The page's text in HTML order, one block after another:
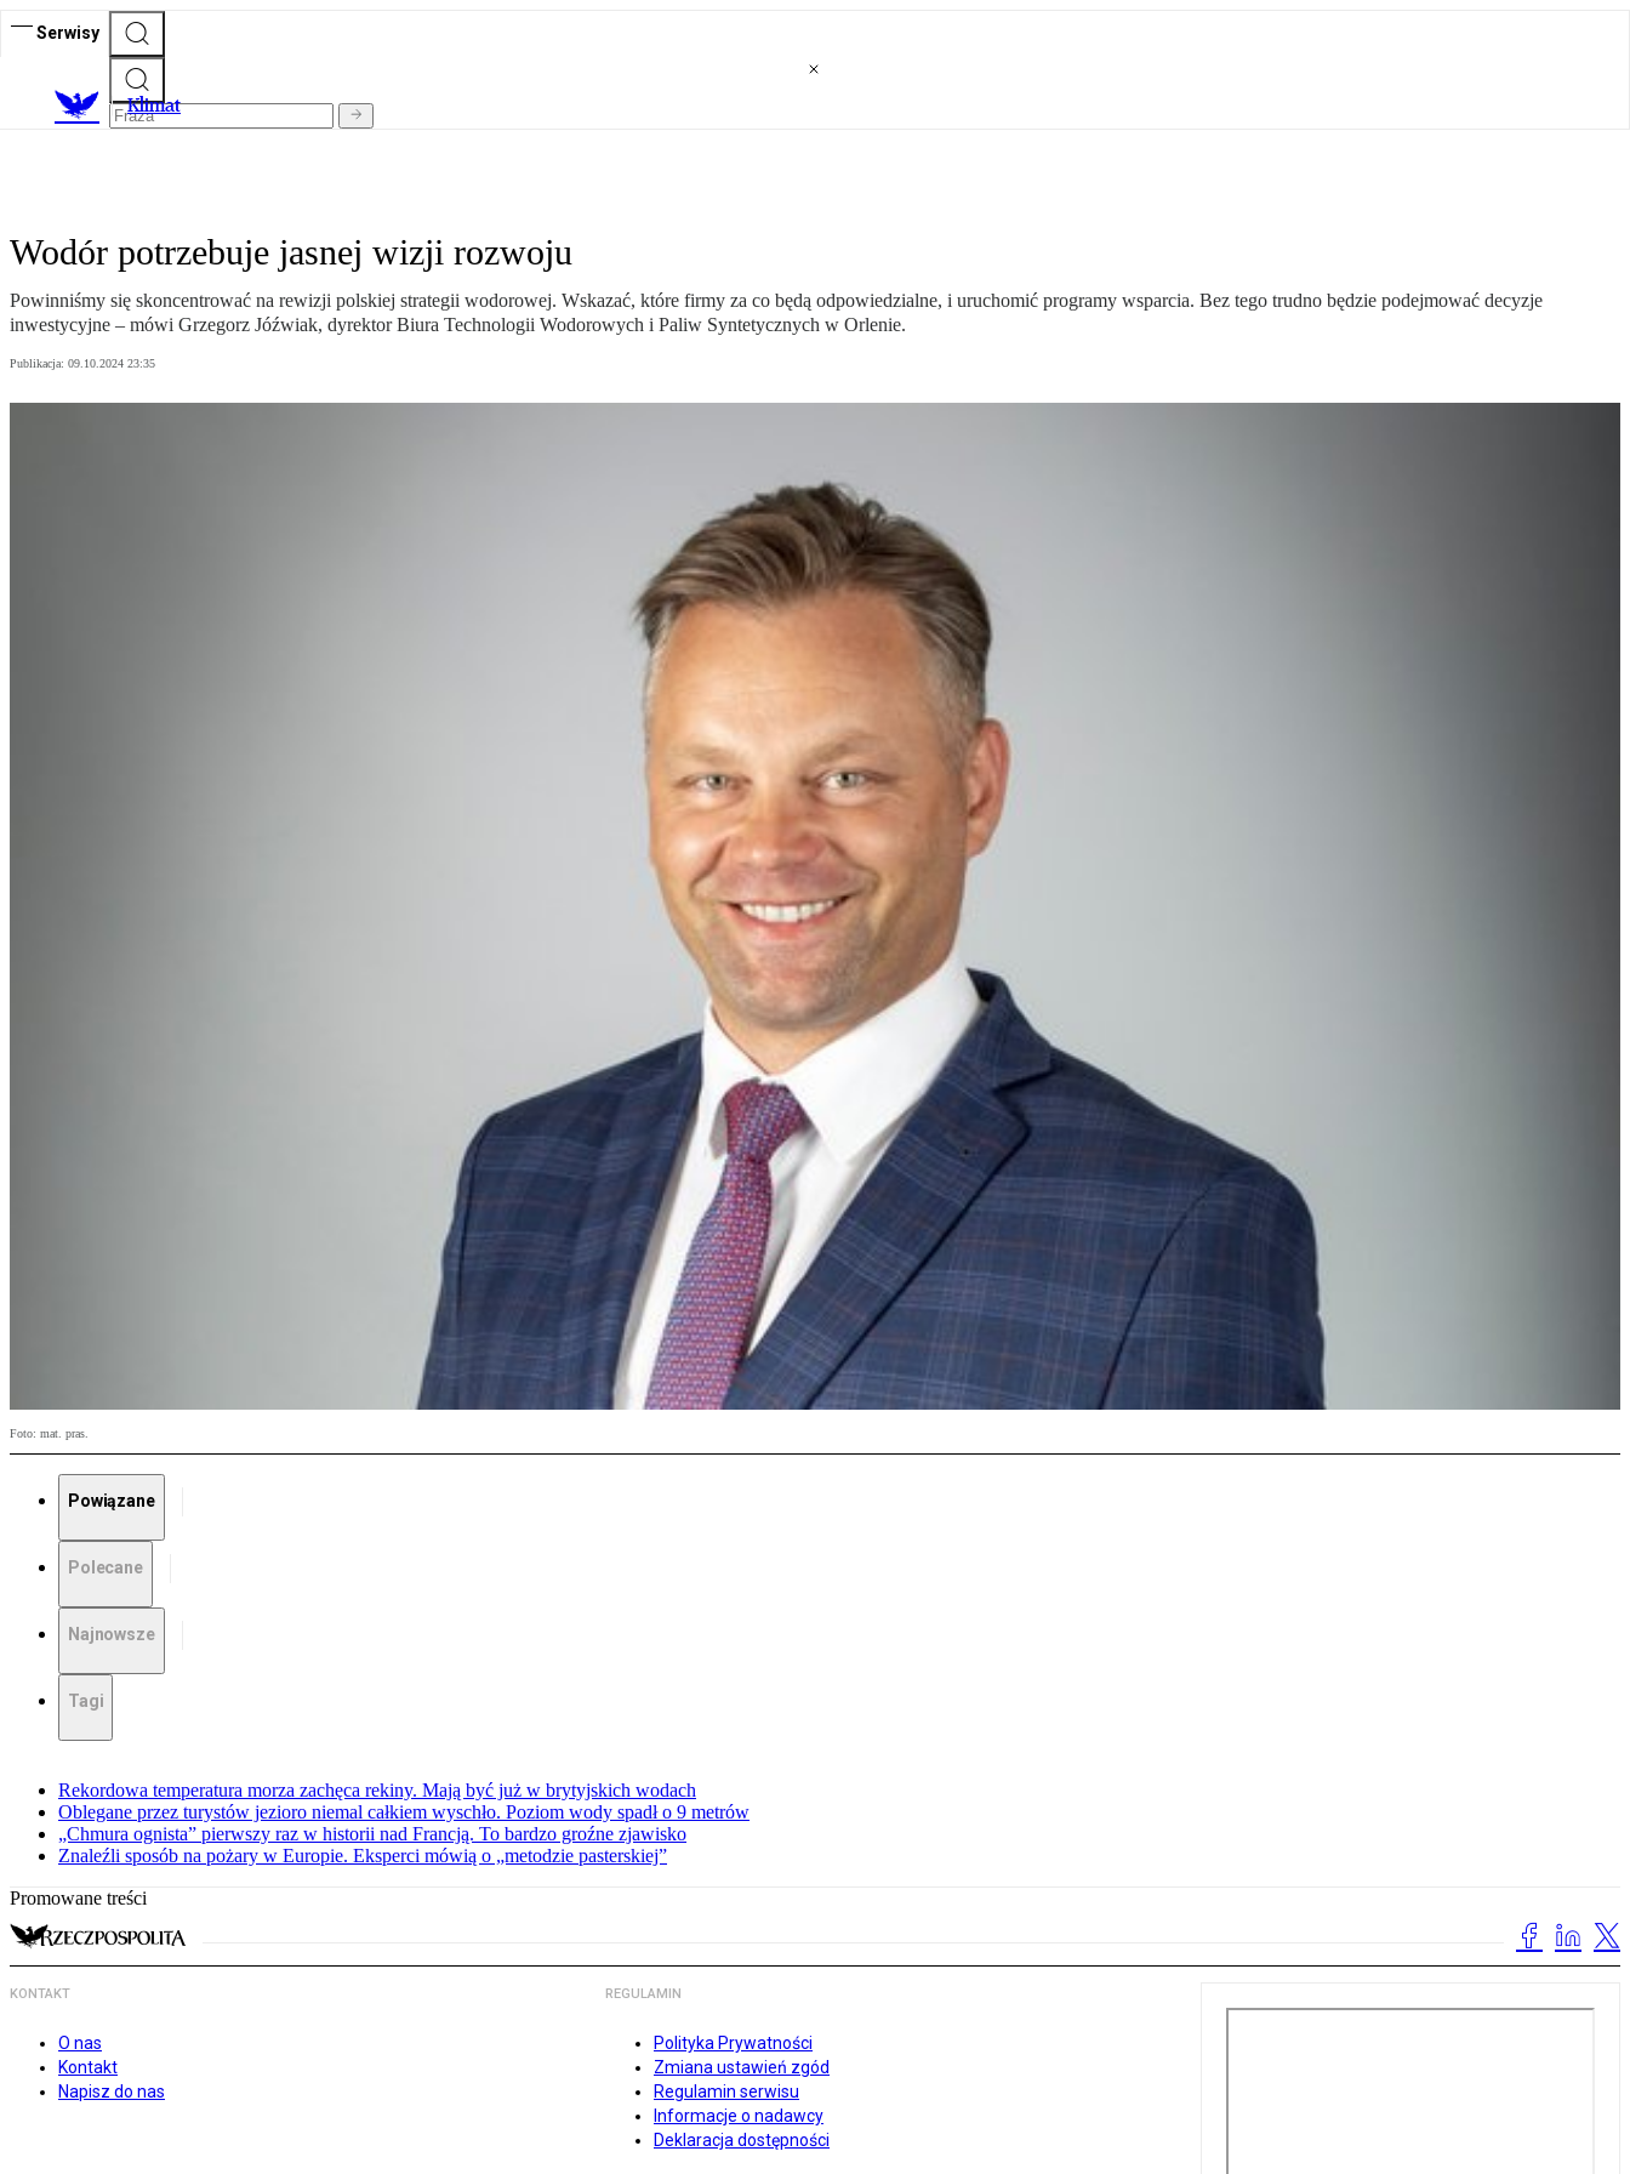
Serwisy
Klimat
Wodór potrzebuje jasnej wizji rozwoju
Powinniśmy się skoncentrować na rewizji polskiej strategii wodorowej. Wskazać, które firmy za co będą odpowiedzialne, i uruchomić programy wsparcia. Bez tego trudno będzie podejmować decyzje
inwestycyjne – mówi Grzegorz Jóźwiak, dyrektor Biura Technologii Wodorowych i Paliw Syntetycznych w Orlenie.
Publikacja: 09.10.2024 23:35
Foto: mat. pras.
Powiązane
Polecane
Najnowsze
Tagi
Rekordowa temperatura morza zachęca rekiny. Mają być już w brytyjskich wodach
Oblegane przez turystów jezioro niemal całkiem wyschło. Poziom wody spadł o 9 metrów
„Chmura ognista” pierwszy raz w historii nad Francją. To bardzo groźne zjawisko
Znaleźli sposób na pożary w Europie. Eksperci mówią o „metodzie pasterskiej”
Promowane treści
KONTAKT
O nas
Kontakt
Napisz do nas
REGULAMIN
Polityka Prywatności
Zmiana ustawień zgód
Regulamin serwisu
Informacje o nadawcy
Deklaracja dostępności